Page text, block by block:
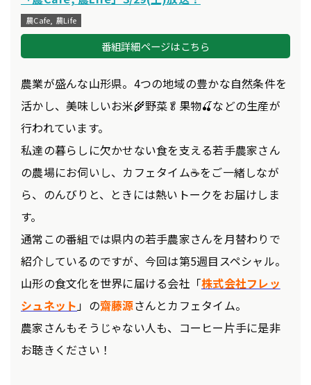
農Cafe, 農Life
番組詳細ページはこちら
農業が盛んな山形県。4つの地域の豊かな自然条件を
活かし、美味しいお米🌾野菜🥬果物🍒などの生産が
行われています。
私達の暮らしに欠かせない食を支える若手農家さん
の農場にお伺いし、カフェタイム☕をご一緒しなが
ら、のんびりと、ときには熱いトークをお届けしま
す。
通常この番組では県内の若手農家さんを月替わりで
紹介しているのですが、今回は第5週目スペシャル。
山形の食文化を世界に届ける会社「株式会社フレッ
シュネット」の齋藤源さんとカフェタイム。
農家さんもそうじゃない人も、コーヒー片手に是非
お聴きください！